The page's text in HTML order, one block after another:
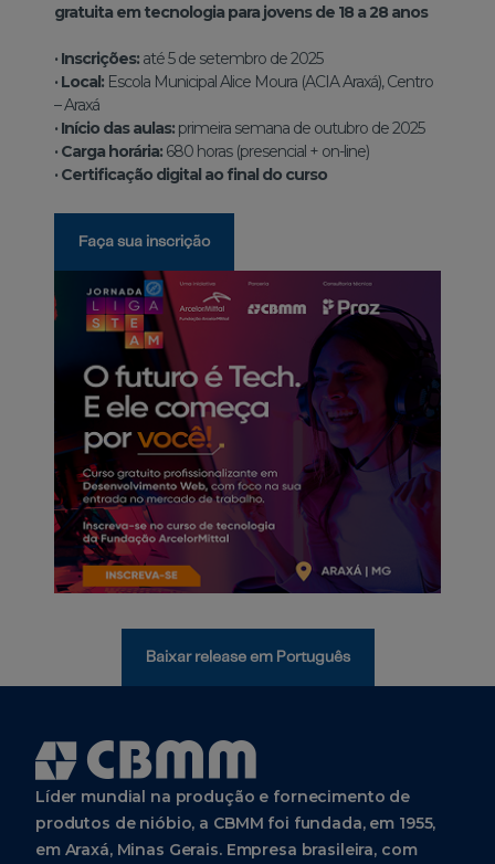
gratuita em tecnologia para jovens de 18 a 28 anos
· Inscrições: até 5 de setembro de 2025
· Local: Escola Municipal Alice Moura (ACIA Araxá), Centro
– Araxá
· Início das aulas: primeira semana de outubro de 2025
· Carga horária: 680 horas (presencial + on-line)
· Certificação digital ao final do curso
Faça sua inscrição
Baixar release em Português
Líder mundial na produção e fornecimento de
produtos de nióbio, a CBMM foi fundada, em 1955,
em Araxá, Minas Gerais. Empresa brasileira, com